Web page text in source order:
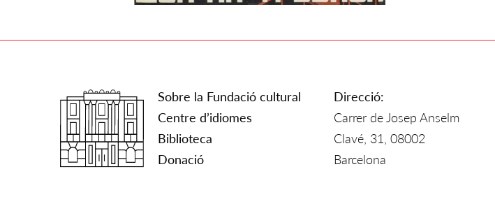
Sobre la Fundació cultural
Centre d’idiomes
Biblioteca
Donació
Direcció:
Carrer de Josep Anselm
Clavé, 31, 08002
Barcelona